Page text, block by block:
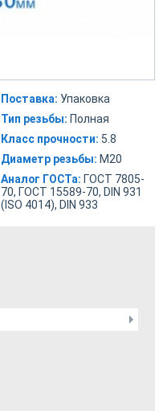
Поставка: Упаковка
Тип резьбы: Полная
Класс прочности: 5.8
Диаметр резьбы: М20
Аналог ГОСТа: ГОСТ 7805-
70, ГОСТ 15589-70, DIN 931
(ISO 4014), DIN 933